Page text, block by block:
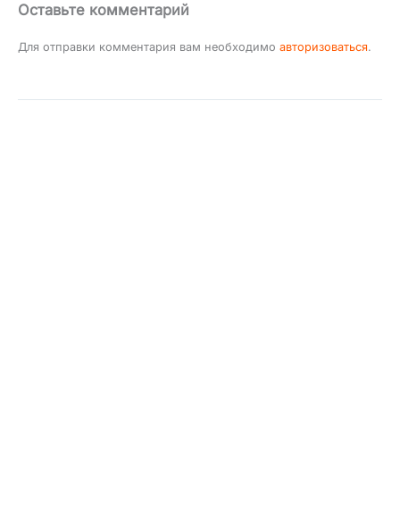
Оставьте комментарий
Для отправки комментария вам необходимо авторизоваться.